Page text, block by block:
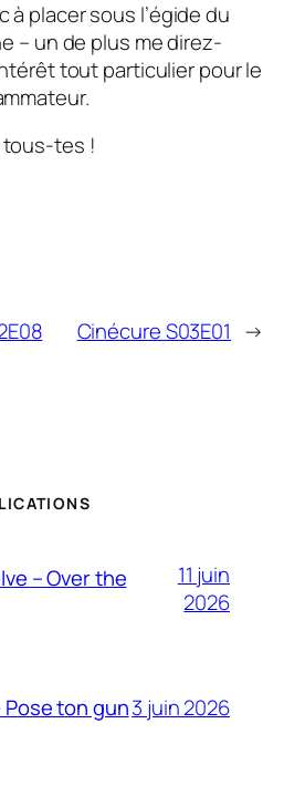
à placer sous l’égide du
– un de plus me direz-
tout particulier pour le
tous-tes !
Cinécure S03E01 →
– Over the
11 juin
2026
Pose ton gun3 juin 2026